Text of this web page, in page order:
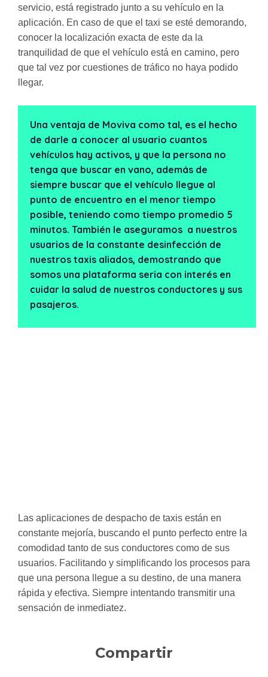
servicio, está registrado junto a su vehículo en la
aplicación. En caso de que el taxi se esté demorando,
conocer la localización exacta de este da la
tranquilidad de que el vehículo está en camino, pero
que tal vez por cuestiones de tráfico no haya podido
llegar.
Una ventaja de Moviva como tal, es el hecho
de darle a conocer al usuario cuantos
vehículos hay activos, y que la persona no
tenga que buscar en vano, además de
siempre buscar que el vehículo llegue al
punto de encuentro en el menor tiempo
posible, teniendo como tiempo promedio 5
minutos. También le aseguramos a nuestros
usuarios de la constante desinfección de
nuestros taxis aliados, demostrando que
somos una plataforma seria con interés en
cuidar la salud de nuestros conductores y sus
pasajeros.
Las aplicaciones de despacho de taxis están en
constante mejoría, buscando el punto perfecto entre la
comodidad tanto de sus conductores como de sus
usuarios. Facilitando y simplificando los procesos para
que una persona llegue a su destino, de una manera
rápida y efectiva. Siempre intentando transmitir una
sensación de inmediatez.
Compartir